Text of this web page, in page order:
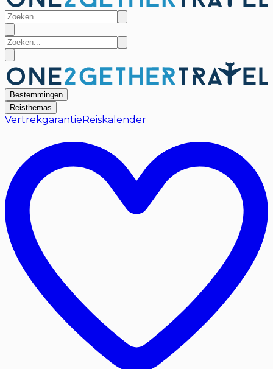
Bestemmingen
Reisthemas
Vertrekgarantie Reiskalender